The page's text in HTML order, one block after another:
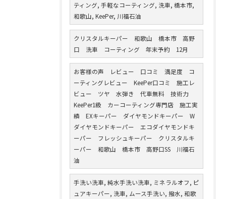
ティング, 手軽なコーティング, 洗車, 橋本市,
和歌山, KeePer, 川福石油
クリスタルキーパー 和歌山 橋本市 高野
口 洗車 コーティング 年末予約 12月
お客様の声 レビュー 口コミ 満足度 コ
ーティングレビュー KeePer口コミ 施工レ
ビュー ツヤ 水弾き 代車無料 技術力
KeePer1級 カーコーティング専門店 施工実
績 EXキーパー ダイヤモンドキーパー W
ダイヤモンドキーパー エコダイヤモンドキ
ーパー フレッシュキーパー クリスタルキ
ーパー 和歌山 橋本市 高野口SS 川福石
油
手洗い洗車, 純水手洗い洗車, ミネラルオフ, ピ
ュアキーパー, 洗車, ムース手洗い, 撥水, 和歌